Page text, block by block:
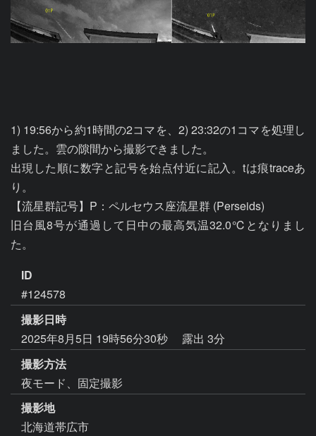
1) 19:56から約1時間の2コマを、2) 23:32の1コマを処理し
ました。雲の隙間から撮影できました。
出現した順に数字と記号を始点付近に記入。tは痕traceあ
り。
【流星群記号】P：ペルセウス座流星群 (Perseids)
旧台風8号が通過して日中の最高気温32.0℃となりまし
た。
ID
#124578
撮影日時
2025年8月5日 19時56分30秒
露出 3分
撮影方法
夜モード、固定撮影
撮影地
北海道帯広市